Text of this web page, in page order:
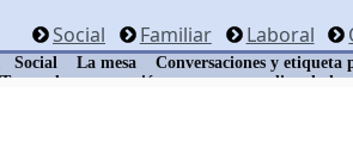
Social Familiar Laboral
Social La mesa
Conversaciones y etiqueta
Temas de conversación para una tertulia a la